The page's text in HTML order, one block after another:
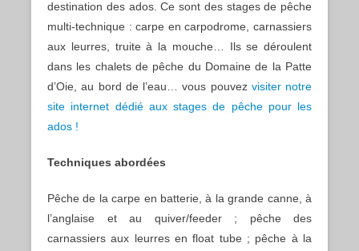
destination des ados. Ce sont des stages de pêche
multi-technique : carpe en carpodrome, carnassiers
aux leurres, truite à la mouche… Ils se déroulent
dans les chalets de pêche du Domaine de la Patte
d’Oie, au bord de l’eau… vous pouvez visiter notre
site internet dédié aux stages de pêche pour les
ados !
Techniques abordées
Pêche de la carpe en batterie, à la grande canne, à
l’anglaise et au quiver/feeder ; pêche des
carnassiers aux leurres en float tube ; pêche à la